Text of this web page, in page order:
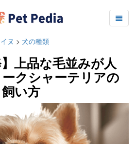
ヌ > 犬の種類
】上品な毛並みが人
クシャーテリアの
い方